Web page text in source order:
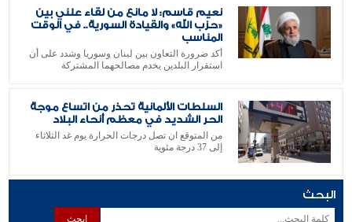
نعيم قاسم: لا مانع من لقاء علني بين
«حزب الله» والقيادة السورية.. في الوقت
المناسب
أكد ضرورة التعاون بين لبنان وسوريا وشدد على أن
استقرار البلدين يخدم مصالحهما المشتركة
السلطات الألمانية تحذر من اتساع موجة
الحر الشديد في معظم أنحاء البلاد
من المتوقع ان تصل درجات الحرارة يوم غد الثلاثاء
إلى 37 درجة مئوية
البحث